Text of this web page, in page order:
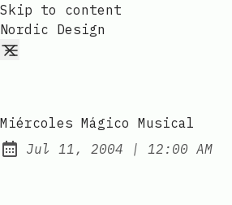
Skip to content
Nordic Design
Miércoles Mágico Musical
Published:
Jul 11, 2004 | at
12:00 AM